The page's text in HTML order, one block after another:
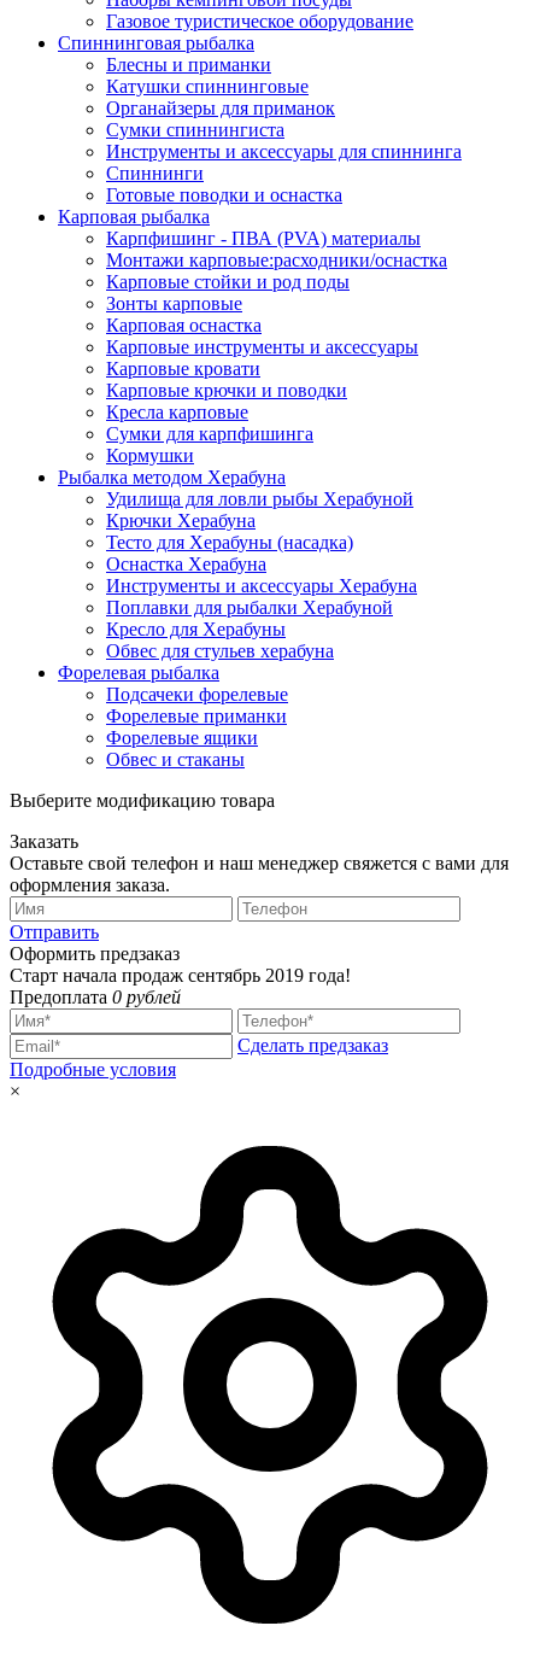
Газовое туристическое оборудование
Спиннинговая рыбалка
Блесны и приманки
Катушки спиннинговые
Органайзеры для приманок
Сумки спиннингиста
Инструменты и аксессуары для спиннинга
Спиннинги
Готовые поводки и оснастка
Карповая рыбалка
Карпфишинг - ПВА (PVA) материалы
Монтажи карповые:расходники/оснастка
Карповые стойки и род поды
Зонты карповые
Карповая оснастка
Карповые инструменты и аксессуары
Карповые кровати
Карповые крючки и поводки
Кресла карповые
Сумки для карпфишинга
Кормушки
Рыбалка методом Херабуна
Удилища для ловли рыбы Херабуной
Крючки Херабуна
Тесто для Херабуны (насадка)
Оснастка Херабуна
Инструменты и аксессуары Херабуна
Поплавки для рыбалки Херабуной
Кресло для Херабуны
Обвес для стульев херабуна
Форелевая рыбалка
Подсачеки форелевые
Форелевые приманки
Форелевые ящики
Обвес и стаканы
Выберите модификацию товара
Заказать
Оставьте свой телефон и наш менеджер свяжется с вами для
оформления заказа.
Отправить
Оформить предзаказ
Старт начала продаж сентябрь 2019 года!
Предоплата 0 рублей
Сделать предзаказ
Подробные условия
×